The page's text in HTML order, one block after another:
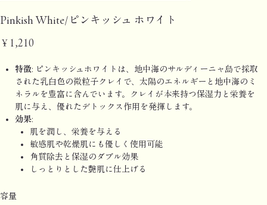
Pinkish White/ピンキッシュ ホワイト
格￥1,210
特徴: ピンキッシュホワイトは、地中海のサルディーニャ島で採取
された乳白色の微粒子クレイで、太陽のエネルギーと地中海のミ
ネラルを豊富に含んでいます。クレイが本来持つ保湿力と栄養を
肌に与え、優れたデトックス作用を発揮します。
効果:
肌を潤し、栄養を与える
敏感肌や乾燥肌にも優しく使用可能
角質除去と保湿のダブル効果
しっとりとした艶肌に仕上げる
容量